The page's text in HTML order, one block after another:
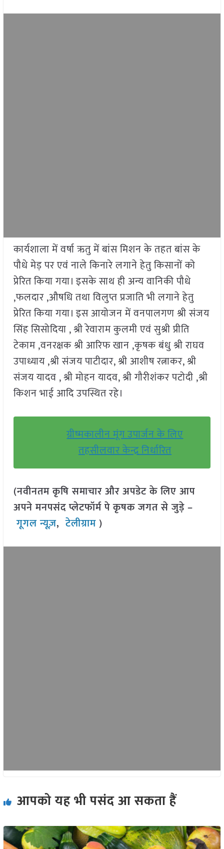
कार्यशाला में वर्षा ऋतु में बांस मिशन के तहत बांस के
पौधे मेड़ पर एवं नाले किनारे लगाने हेतु किसानों को
प्रेरित किया गया। इसके साथ ही अन्य वानिकी पौधे
,फलदार ,औषधि तथा विलुप्त प्रजाति भी लगाने हेतु
प्रेरित किया गया। इस आयोजन में वनपालगण श्री संजय
सिंह सिसोदिया , श्री रेवाराम कुलमी एवं सुश्री प्रीति
टेकाम ,वनरक्षक श्री आरिफ खान ,कृषक बंधु श्री राघव
उपाध्याय ,श्री संजय पाटीदार, श्री आशीष रत्नाकर, श्री
संजय यादव , श्री मोहन यादव, श्री गौरीशंकर पटोदी ,श्री
किशन भाई आदि उपस्थित रहे।
ग्रीष्मकालीन मूंग उपार्जन के लिए
तहसीलवार केन्द्र निर्धारित
(नवीनतम कृषि समाचार और अपडेट के लिए आप
अपने मनपसंद प्लेटफॉर्म पे कृषक जगत से जुड़े –
गूगल न्यूज़,टेलीग्राम )
आपको यह भी पसंद आ सकता हैं